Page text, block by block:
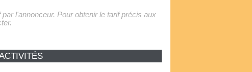
l'annonceur. Pour obtenir le tarif précis aux